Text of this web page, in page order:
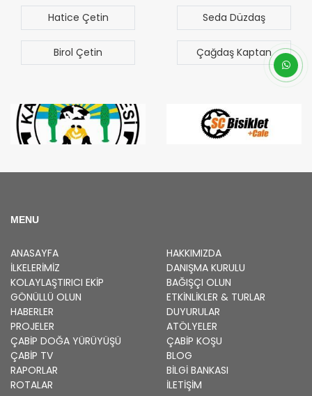
Hatice Çetin
Birol Çetin
Seda Düzdaş
Çağdaş Kaptan
MENU
ANASAYFA
HAKKIMIZDA
İLKELERIMIZ
DANIŞMA KURULU
KOLAYLAŞTIRICI EKIP
BAĞIŞÇI OLUN
GÖNÜLLÜ OLUN
ETKINLIKLER & TURLAR
HABERLER
DUYURULAR
PROJELER
ATÖLYELER
ÇABİP DOĞA YÜRÜYÜŞÜ ÇABİP KOŞU
ÇABİP TV
BLOG
RAPORLAR
BILGI BANKASI
ROTALAR
İLETİŞİM